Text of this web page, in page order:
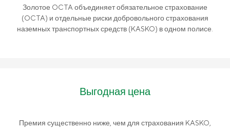
Золотое OCTA объединяет обязательное страхование
(OCTA) и отдельные риски добровольного страхования
наземных транспортных средств (KASKO) в одном полисе.
Выгодная цена
Премия существенно ниже, чем для страхования KASKO,